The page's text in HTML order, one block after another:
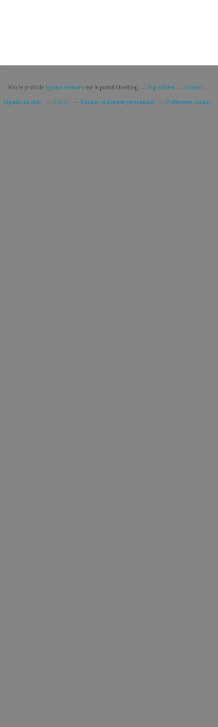
Voir le profil de Igwana créationssur le portail Overblog Top articles Contact
Signaler un abus C.G.U. Cookies et données personnelles Préférences cookies